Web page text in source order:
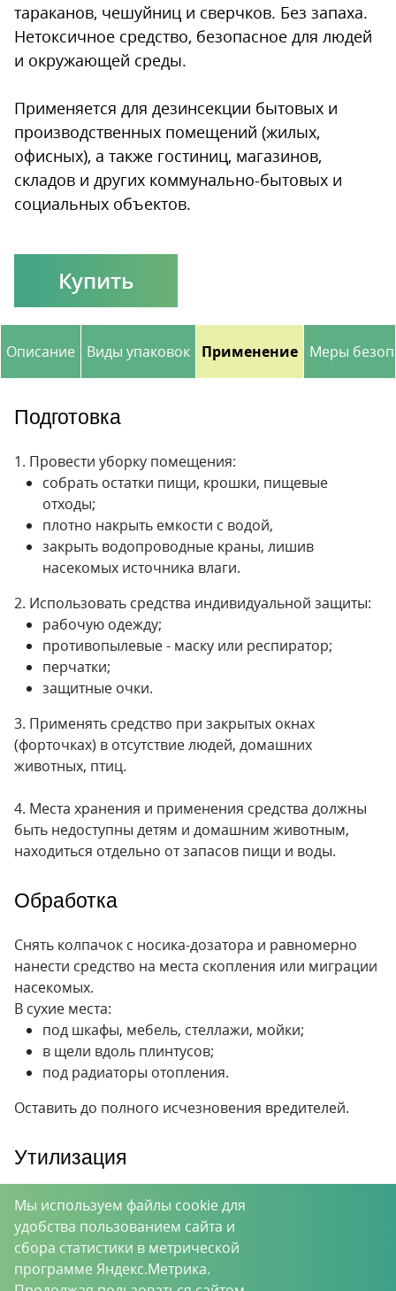
тараканов, чешуйниц и сверчков. Без запаха.
Нетоксичное средство, безопасное для людей
и окружающей среды.
Применяется для дезинсекции бытовых и
производственных помещений (жилых,
офисных), а также гостиниц, магазинов,
складов и других коммунально-бытовых и
социальных объектов.
Купить
Описание Виды упаковок Применение Меры
Подготовка
1. Провести уборку помещения:
собрать остатки пищи, крошки, пищевые
отходы;
плотно накрыть емкости с водой,
закрыть водопроводные краны, лишив
насекомых источника влаги.
2. Использовать средства индивидуальной защиты:
рабочую одежду;
противопылевые - маску или респиратор;
перчатки;
защитные очки.
3. Применять средство при закрытых окнах
(форточках) в отсутствие людей, домашних
животных, птиц.
4. Места хранения и применения средства должны
быть недоступны детям и домашним животным,
находиться отдельно от запасов пищи и воды.
Обработка
Снять колпачок с носика-дозатора и равномерно
нанести средство на места скопления или миграции
насекомых.
В сухие места:
под шкафы, мебель, стеллажи, мойки;
в щели вдоль плинтусов;
под радиаторы отопления.
Оставить до полного исчезновения вредителей.
Утилизация
Повторную обработку проводить по мере
необходимости.
Места, загрязненные средством, обработать любым
моющим средством, затем промыть чистой водой.
Мы используем файлы cookie для
удобства пользованием сайта и
сбора статистики в метрической
программе Яндекс.Метрика.